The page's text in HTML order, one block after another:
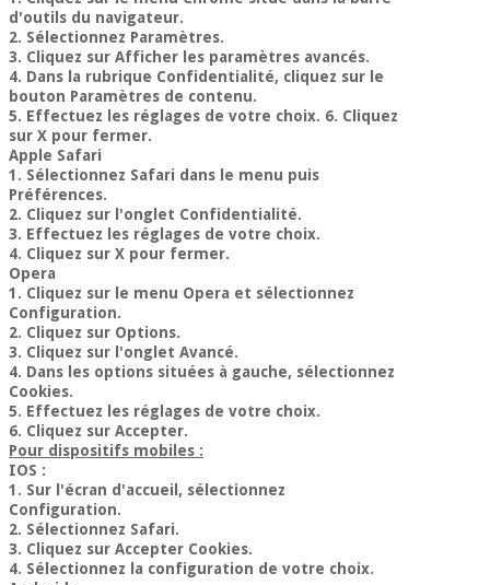
d'outils du navigateur.
2. Sélectionnez Paramètres.
3. Cliquez sur Afficher les paramètres avancés.
4. Dans la rubrique Confidentialité, cliquez sur le
bouton Paramètres de contenu.
5. Effectuez les réglages de votre choix. 6. Cliquez
sur X pour fermer.
Apple Safari ​
1. Sélectionnez Safari dans le menu puis
Préférences.
2. Cliquez sur l'onglet Confidentialité.
3. Effectuez les réglages de votre choix.
4. Cliquez sur X pour fermer.
Opera
1. Cliquez sur le menu Opera et sélectionnez
Configuration.
2. Cliquez sur Options.
3. Cliquez sur l'onglet Avancé.
4. Dans les options situées à gauche, sélectionnez
Cookies.
5. Effectuez les réglages de votre choix.
6. Cliquez sur Accepter.
Pour dispositifs mobiles :
IOS :
1. Sur l'écran d'accueil, sélectionnez
Configuration.
2. Sélectionnez Safari.
3. Cliquez sur Accepter Cookies.
4. Sélectionnez la configuration de votre choix.